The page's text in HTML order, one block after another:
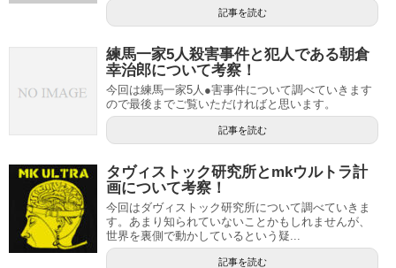
記事を読む
練馬一家5人殺害事件と犯人である朝倉
幸治郎について考察！
今回は練馬一家5人●害事件について調べていきます
ので最後までご覧いただければと思います。
記事を読む
タヴィストック研究所とmkウルトラ計
画について考察！
今回はダヴィストック研究所について調べていきま
す。あまり知られていないことかもしれませんが、
世界を裏側で動かしているという疑...
記事を読む